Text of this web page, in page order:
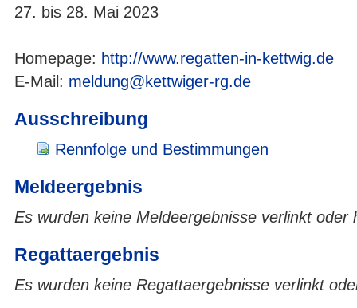
27. bis 28. Mai 2023
Homepage: http://www.regatten-in-kettwig.de
E-Mail: meldung@kettwiger-rg.de
Ausschreibung
Rennfolge und Bestimmungen
Meldeergebnis
Es wurden keine Meldeergebnisse verlinkt oder
Regattaergebnis
Es wurden keine Regattaergebnisse verlinkt